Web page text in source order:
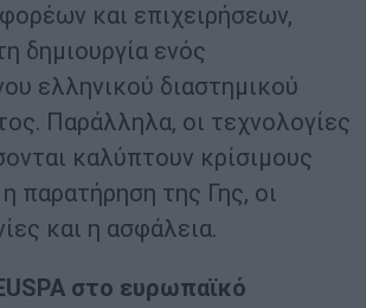
και επιχειρήσεων,
δημιουργία ενός
ελληνικού διαστημικού
Παράλληλα, οι τεχνολογίες
καλύπτουν κρίσιμους
παρατήρηση της Γης, οι
και η ασφάλεια.
στο ευρωπαϊκό